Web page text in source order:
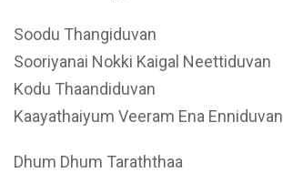
Soodu Thangiduvan
Sooriyanai Nokki Kaigal Neettiduvan
Kodu Thaandiduvan
Kaayathaiyum Veeram Ena Enniduvan
Dhum Dhum Taraththaa